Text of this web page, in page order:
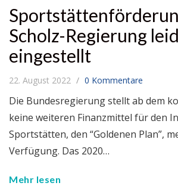
Scholz-Regierung
eingestellt
22. August 2022 0 Kommentare
Die Bundesregierung stellt ab dem
keine weiteren Finanzmittel für den
Sportstätten, den “Goldenen Plan”,
Verfügung. Das 2020…
Mehr lesen